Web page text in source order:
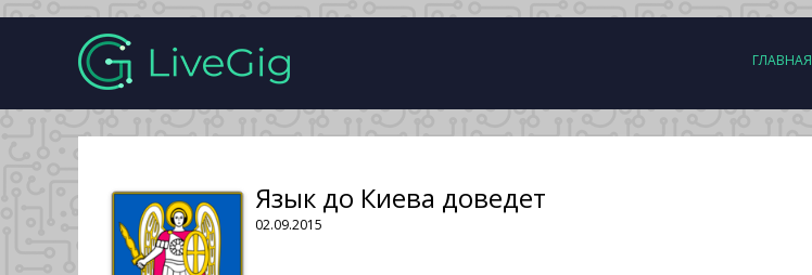
ГЛАВНАЯ
Язык до Киева доведет
02.09.2015